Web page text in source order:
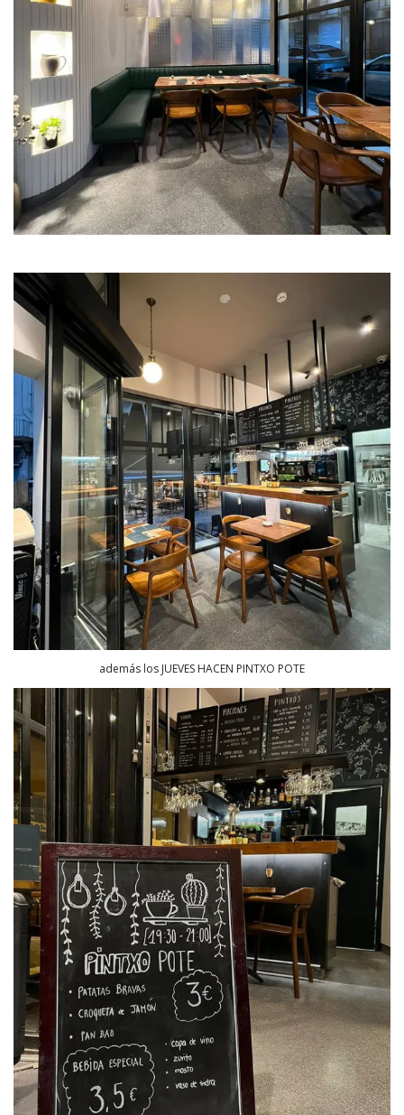
además los JUEVES HACEN PINTXO POTE